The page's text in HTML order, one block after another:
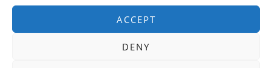
ACCEPT
DENY